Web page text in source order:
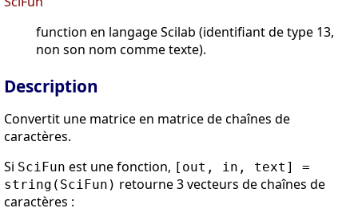
function en langage Scilab (identifiant de type 13,
non son nom comme texte).
Description
Convertit une matrice en matrice de chaînes de
caractères.
Si SciFun est une fonction, [out, in, text] =
string(SciFun) retourne 3 vecteurs de chaînes de
caractères :